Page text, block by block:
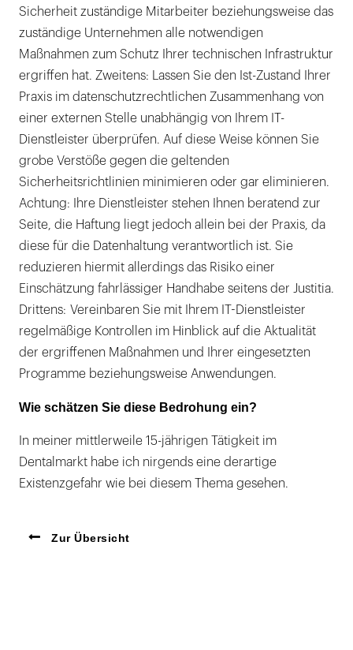
Sicherheit zuständige Mitarbeiter beziehungsweise das
zuständige Unternehmen alle notwendigen
Maßnahmen zum Schutz Ihrer technischen Infrastruktur
ergriffen hat. Zweitens: Lassen Sie den Ist-Zustand Ihrer
Praxis im datenschutzrechtlichen Zusammenhang von
einer externen Stelle unabhängig von Ihrem IT-
Dienstleister überprüfen. Auf diese Weise können Sie
grobe Verstöße gegen die geltenden
Sicherheitsrichtlinien minimieren oder gar eliminieren.
Achtung: Ihre Dienstleister stehen Ihnen beratend zur
Seite, die Haftung liegt jedoch allein bei der Praxis, da
diese für die Datenhaltung verantwortlich ist. Sie
reduzieren hiermit allerdings das Risiko einer
Einschätzung fahrlässiger Handhabe seitens der Justitia.
Drittens: Vereinbaren Sie mit Ihrem IT-Dienstleister
regelmäßige Kontrollen im Hinblick auf die Aktualität
der ergriffenen Maßnahmen und Ihrer eingesetzten
Programme beziehungsweise Anwendungen.
Wie schätzen Sie diese Bedrohung ein?
In meiner mittlerweile 15-jährigen Tätigkeit im
Dentalmarkt habe ich nirgends eine derartige
Existenzgefahr wie bei diesem Thema gesehen.
Zur Übersicht